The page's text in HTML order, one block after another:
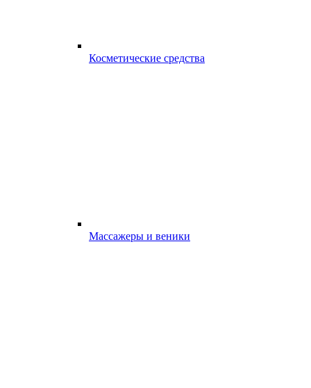
Косметические средства
Массажеры и веники